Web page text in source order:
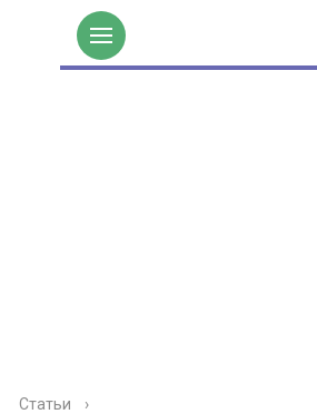
Статьи ›